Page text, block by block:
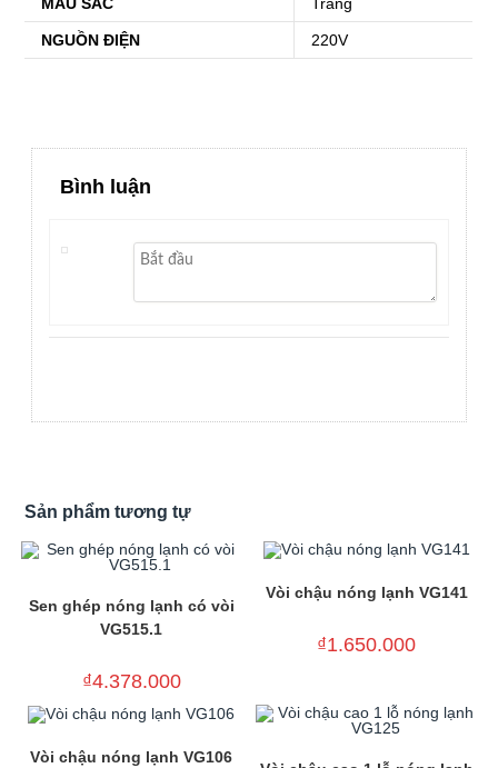
NGUỒN ĐIỆN 220V
Bình luận
Sản phẩm tương tự
Sen ghép nóng lạnh có vòi
VG515.1
₫4.378.000
Vòi chậu nóng lạnh VG141
₫1.650.000
Vòi chậu nóng lạnh VG106